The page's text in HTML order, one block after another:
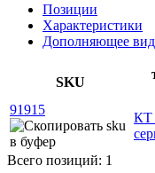
Позиции
Характеристики
Дополняющее
SKU
91915
КТ
Всего позиций: 1